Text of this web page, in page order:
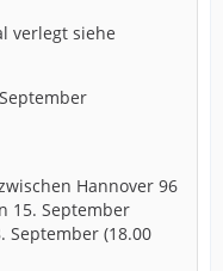
verlegt siehe
Hannover 96
15. September
September (18.00